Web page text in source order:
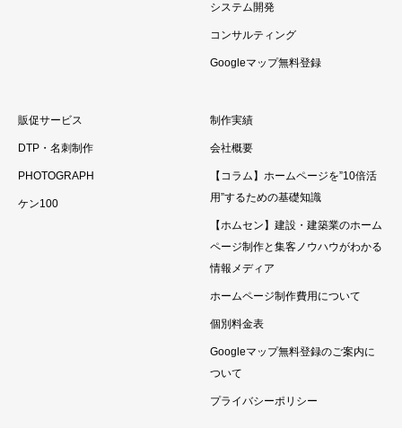
システム開発
コンサルティング
Googleマップ無料登録
販促サービス
DTP・名刺制作
PHOTOGRAPH
ケン100
制作実績
会社概要
【コラム】ホームページを”10倍活
用”するための基礎知識
【ホムセン】建設・建築業のホーム
ページ制作と集客ノウハウがわかる
情報メディア
ホームページ制作費用について
個別料金表
Googleマップ無料登録のご案内に
ついて
プライバシーポリシー